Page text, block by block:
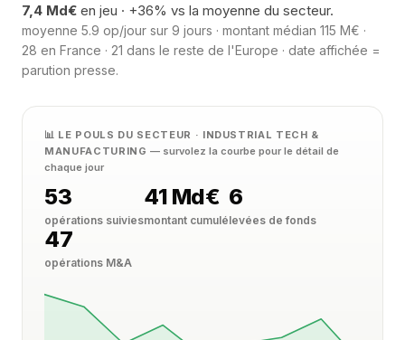
7,4 Md€ en jeu · +36% vs la moyenne du secteur.
moyenne 5.9 op/jour sur 9 jours · montant médian 115 M€ ·
28 en France · 21 dans le reste de l'Europe · date affichée =
parution presse.
📊 LE POULS DU SECTEUR · INDUSTRIAL TECH &
MANUFACTURING— survolez la courbe pour le détail de
chaque jour
53
opérations suivies
41 Md€
montant cumulé
6
levées de fonds
47
opérations M&A